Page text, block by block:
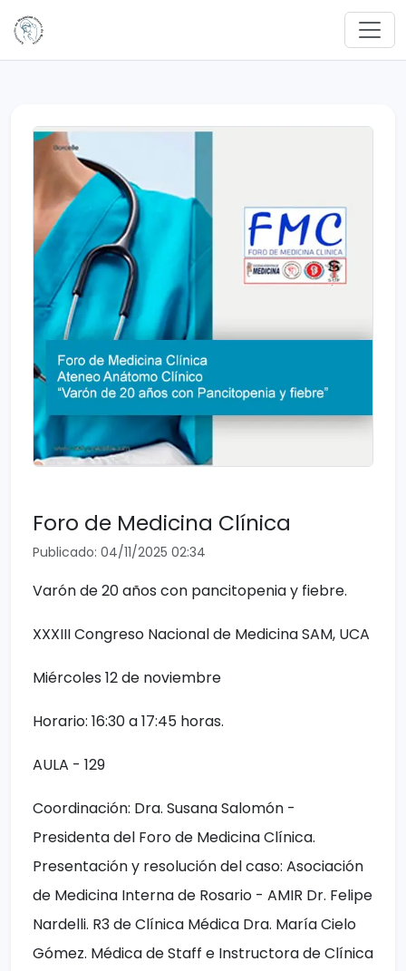
Foro de Medicina Clínica
Publicado: 04/11/2025 02:34
Varón de 20 años con pancitopenia y fiebre.
XXXIII Congreso Nacional de Medicina SAM, UCA
Miércoles 12 de noviembre
Horario: 16:30 a 17:45 horas.
AULA - 129
Coordinación: Dra. Susana Salomón -
Presidenta del Foro de Medicina Clínica.
Presentación y resolución del caso: Asociación
de Medicina Interna de Rosario - AMIR Dr. Felipe
Nardelli. R3 de Clínica Médica Dra. María Cielo
Gómez. Médica de Staff e Instructora de Clínica